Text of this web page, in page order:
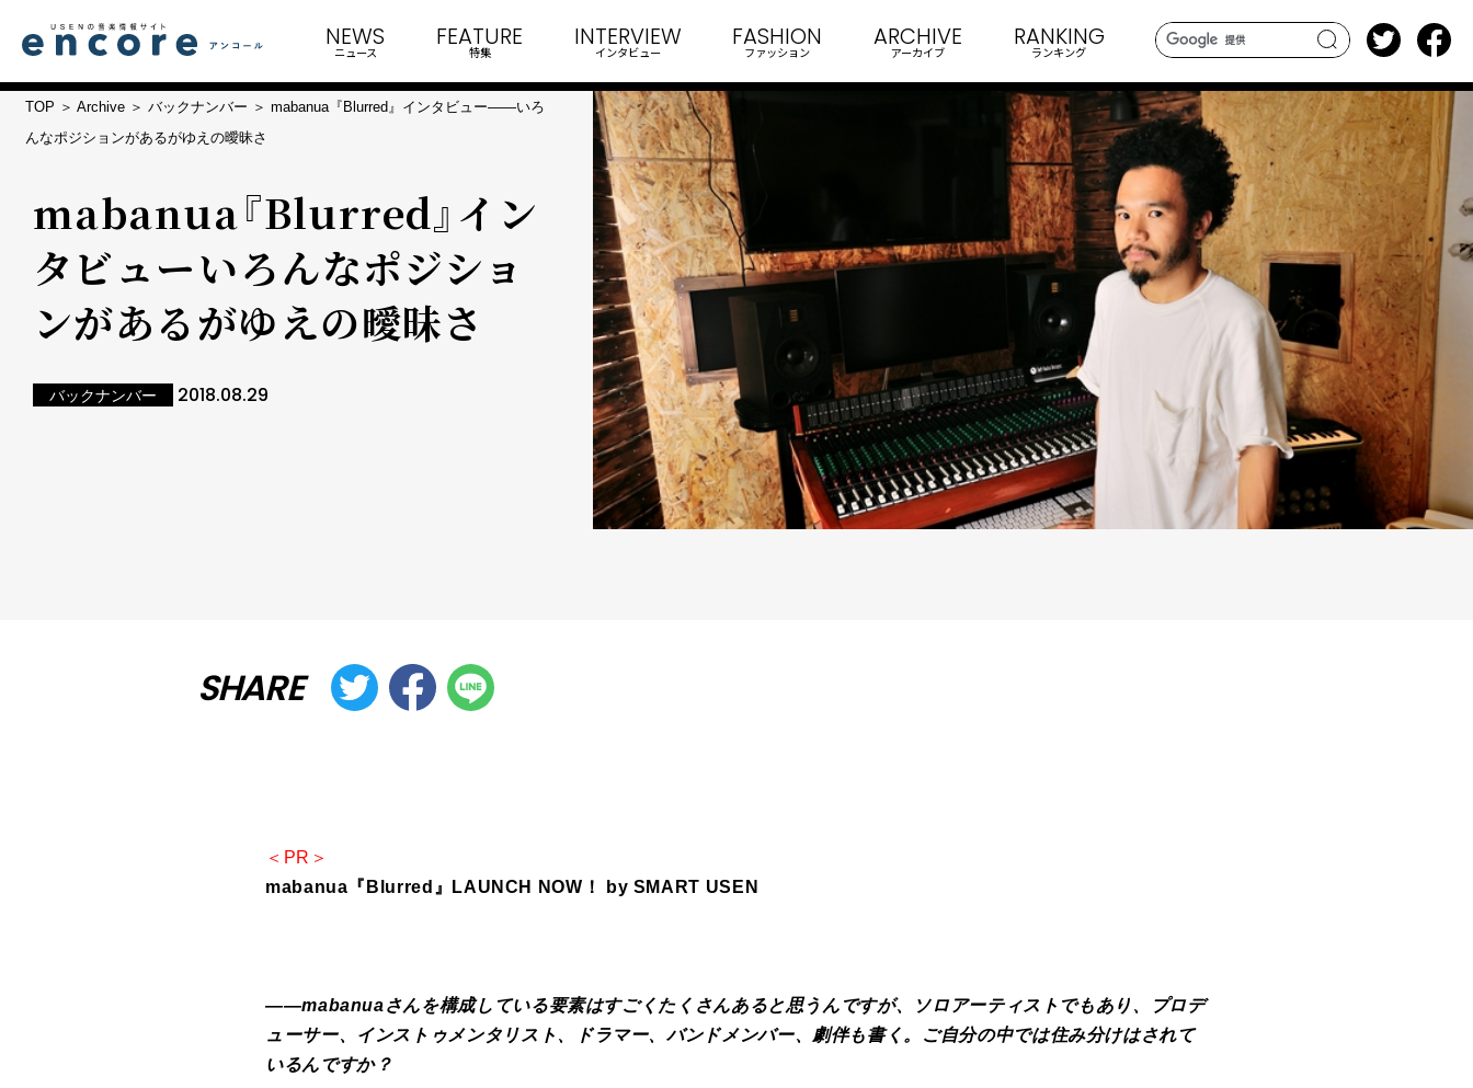
search
NEWS
ニュース
FEATURE
特集
INTERVIEW
インタビュー
FASHION
ファッション
ARCHIVE
アーカイブ
RANKING
ランキング
TOP Archive バックナンバー
mabanua『Blurred』インタビュー――いろ
んなポジションがあるがゆえの曖昧さ
mabanua『Blurred』イン
タビュー――いろんなポジショ
ンがあるがゆえの曖昧さ
バックナンバー 2018.08.29
SHARE
＜PR＞
mabanua『Blurred』LAUNCH NOW！ by SMART USEN
――mabanuaさんを構成している要素はすごくたくさんあると思うんですが、ソロアーティストでもあり、プロデ
ューサー、インストゥメンタリスト、ドラマー、バンドメンバー、劇伴も書く。ご自分の中では住み分けはされて
いるんですか？